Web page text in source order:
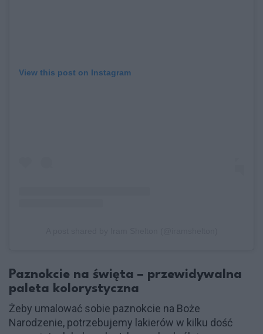
View this post on Instagram
Paznokcie na święta – przewidywalna
paleta kolorystyczna
Żeby umalować sobie paznokcie na Boże
Narodzenie, potrzebujemy lakierów w kilku dość